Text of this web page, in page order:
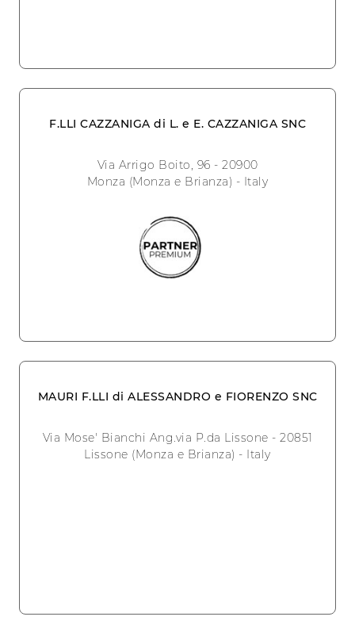
F.LLI CAZZANIGA di L. e E. CAZZANIGA SNC
Via Arrigo Boito, 96 - 20900
Monza (Monza e Brianza) - Italy
MAURI F.LLI di ALESSANDRO e FIORENZO SNC
Via Mose' Bianchi Ang.via P.da Lissone - 20851
Lissone (Monza e Brianza) - Italy